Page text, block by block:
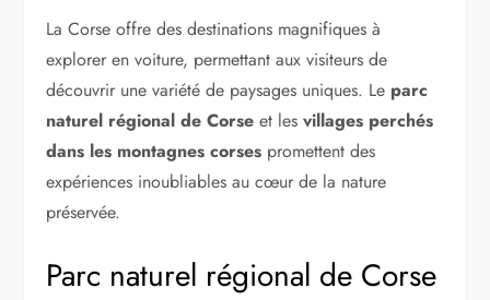
La Corse offre des destinations magnifiques à
explorer en voiture, permettant aux visiteurs de
découvrir une variété de paysages uniques. Le parc
naturel régional de Corse et lesvillages perchés
dans les montagnes corses promettent des
expériences inoubliables au cœur de la nature
préservée.
Parc naturel régional de Corse